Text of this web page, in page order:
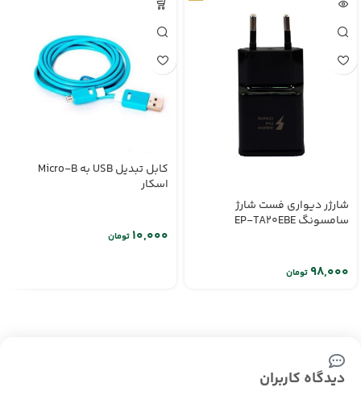
شارژر دیواری فست شارژ
سامسونگ EP-TA20EBE
تومان
کابل تبدیل USB به Micro-B
اسکار
تومان
دیدگاه کاربران